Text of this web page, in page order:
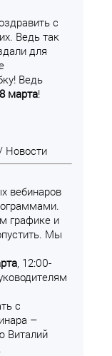
с
Ведь так
для
Ведь
8 марта!
Новости
вебинаров
графике и
Мы
, 12:00-
с
–
Виталий